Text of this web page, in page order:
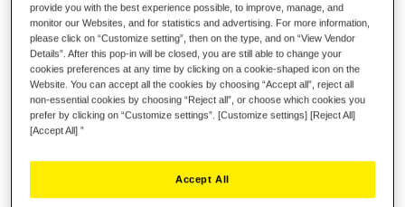
Ajouter aux favoris
Soyez le premier à commenter ce produit
Détails
Points clefs :
Mini-sticks modulaire rétroéclairés violet dôté d’une
provide you with the best experience possible, to improve, manage, and
monitor our Websites, and for statistics and advertising. For more information,
please click on “Customize setting”, then on the type, and on “View Vendor
Details”. After this pop-in will be closed, you are still able to change your
cookies preferences at any time by clicking on a cookie-shaped icon on the
Website. You can accept all the cookies by choosing “Accept all”, reject all
non-essential cookies by choosing “Reject all”, or choose which cookies you
prefer by clicking on “Customize settings”. [Customize settings] [Reject All]
[Accept All] ”
Accept All